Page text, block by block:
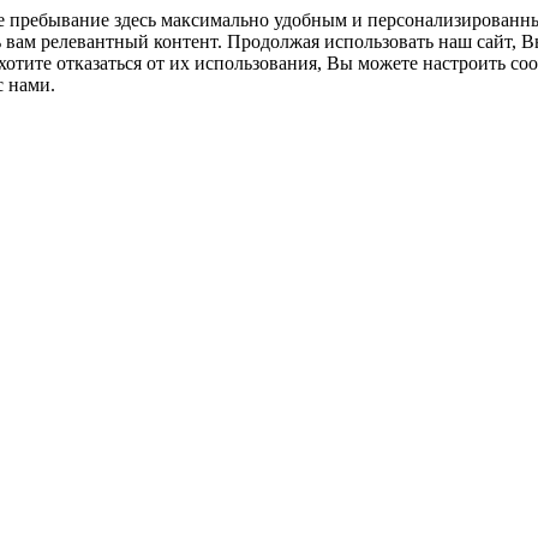
здесь максимально удобным и
релевантный контент. Продолжая использовать наш сайт,
отказаться от их использования, Вы можете настроить
нами.